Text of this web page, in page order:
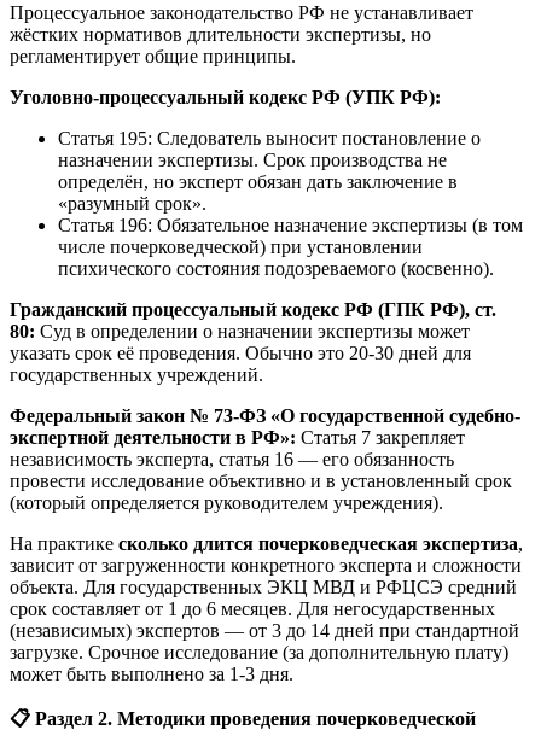
Процессуальное законодательство РФ не устанавливает
жёстких нормативов длительности экспертизы, но
регламентирует общие принципы.
Уголовно-процессуальный кодекс РФ (УПК РФ):
Статья 195: Следователь выносит постановление о
назначении экспертизы. Срок производства не
определён, но эксперт обязан дать заключение в
«разумный срок».
Статья 196: Обязательное назначение экспертизы (в том
числе почерковедческой) при установлении
психического состояния подозреваемого (косвенно).
Гражданский процессуальный кодекс РФ (ГПК РФ), ст.
80: Суд в определении о назначении экспертизы может
указать срок её проведения. Обычно это 20-30 дней для
государственных учреждений.
Федеральный закон № 73-ФЗ «О государственной судебно-
экспертной деятельности в РФ»: Статья 7 закрепляет
независимость эксперта, статья 16 — его обязанность
провести исследование объективно и в установленный срок
(который определяется руководителем учреждения).
На практике сколько длится почерковедческая экспертиза,
зависит от загруженности конкретного эксперта и сложности
объекта. Для государственных ЭКЦ МВД и РФЦСЭ средний
срок составляет от 1 до 6 месяцев. Для негосударственных
(независимых) экспертов — от 3 до 14 дней при стандартной
загрузке. Срочное исследование (за дополнительную плату)
может быть выполнено за 1-3 дня.
📋 Раздел 2. Методики проведения почерковедческой